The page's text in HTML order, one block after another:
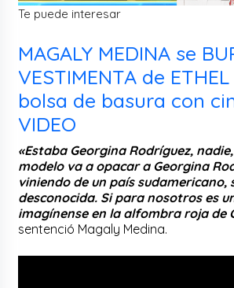
Te puede interesar
MAGALY MEDINA se
VESTIMENTA de
bolsa de basura con
VIDEO
«Estaba Georgina Rodríguez,
modelo va a opacar a Georgina
viniendo de un país sudamericano,
desconocida. Si para nosotros es
imagínense en la alfombra roja de
sentenció Magaly Medina.